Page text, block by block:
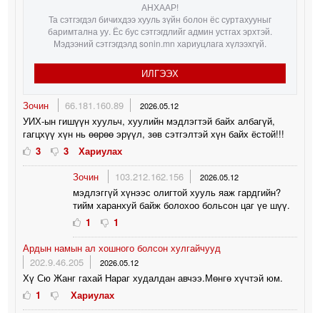
АНХААР!
Та сэтгэгдэл бичихдээ хууль зүйн болон ёс суртахууныг
баримтална уу. Ёс бус сэтгэгдлийг админ устгах эрхтэй.
Мэдээний сэтгэгдэлд sonin.mn хариуцлага хүлээхгүй.
ИЛГЭЭХ
Зочин 66.181.160.89 2026.05.12
УИХ-ын гишүүн хуульч, хуулийн мэдлэгтэй байх албагүй,
гагцхүү хүн нь өөрөө эрүүл, зөв сэтгэлтэй хүн байх ёстой!!!
3
3
Хариулах
Зочин
103.212.162.156 2026.05.12
мэдлэггүй хүнээс олигтой хууль яаж гардгийн?
тийм харанхуй байж болохоо больсон цаг үе шүү.
1
1
Ардын намын ал хошного болсон хулгайчууд
202.9.46.205
2026.05.12
Хү Сю Жанг гахай Нараг худалдан авчээ.Мөнгө хүчтэй юм.
1
Хариулах